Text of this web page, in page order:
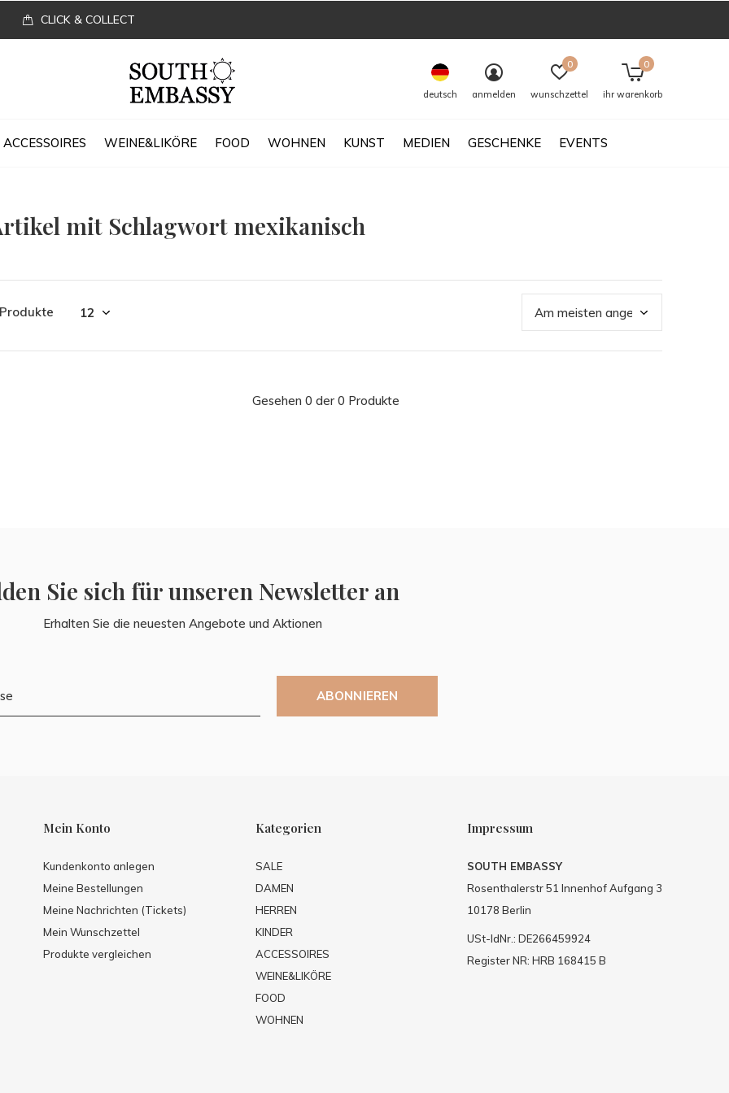
ACCESSOIRES WEINE&LIKÖRE FOOD WOHNEN KUNST MEDIEN GESCHENKE EVENTS
deutsch anmelden wunschzettel
0
ihr warenkorb
0
CLICK & COLLECT
mit Schlagwort mexikanisch
Gesehen 0 der 0 Produkte
Sie sich für unseren Newsletter an
Erhalten Sie die neuesten Angebote und Aktionen
ABONNIEREN
Mein Konto
Kundenkonto anlegen
Meine Bestellungen
Meine Nachrichten (Tickets)
Mein Wunschzettel
Produkte vergleichen
Kategorien
SALE
DAMEN
HERREN
KINDER
ACCESSOIRES
WEINE&LIKÖRE
FOOD
WOHNEN
Impressum
SOUTH EMBASSY
Rosenthalerstr 51 Innenhof Aufgang 3
10178 Berlin
USt-IdNr.: DE266459924
Register NR: HRB 168415 B